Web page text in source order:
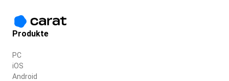
Produkte
PC
iOS
Android